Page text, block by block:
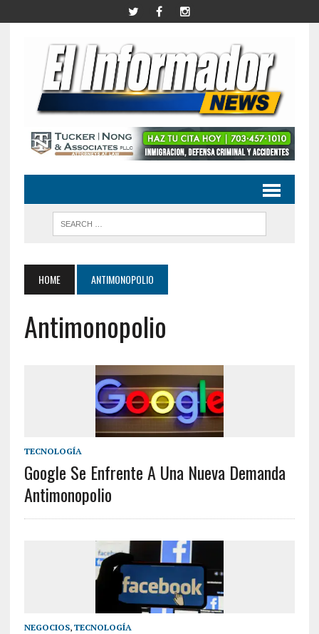
HOME ANTIMONOPOLIO
Antimonopolio
TECNOLOGÍA
Google Se Enfrente A Una Nueva Demanda
Antimonopolio
NEGOCIOS, TECNOLOGÍA